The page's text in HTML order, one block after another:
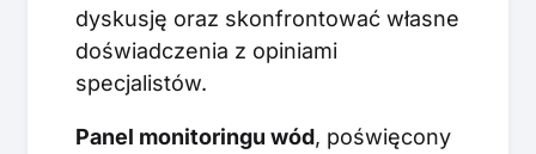
dyskusję oraz skonfrontować własne
doświadczenia z opiniami
specjalistów.
Panel monitoringu wód, poświęcony